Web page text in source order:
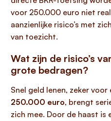
voor 250.000 euro niet
aanzienlijke risico’s met
van toezicht.
Wat zijn de risico’s
grote bedragen?
Snel geld lenen, zeker
250.000 euro, brengt
zich mee. Door de haast is